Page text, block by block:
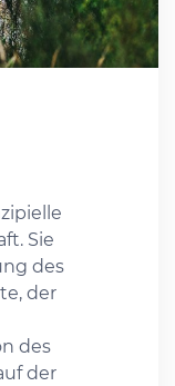
Sie
des
der
des
der